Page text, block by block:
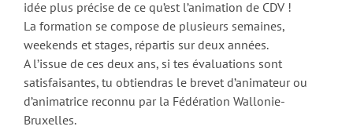
idée plus précise de ce qu’est l’animation de CDV !
La formation se compose de plusieurs semaines,
weekends et stages, répartis sur deux années.
A l’issue de ces deux ans, si tes évaluations sont
satisfaisantes, tu obtiendras le brevet d’animateur ou
d’animatrice reconnu par la Fédération Wallonie-
Bruxelles.